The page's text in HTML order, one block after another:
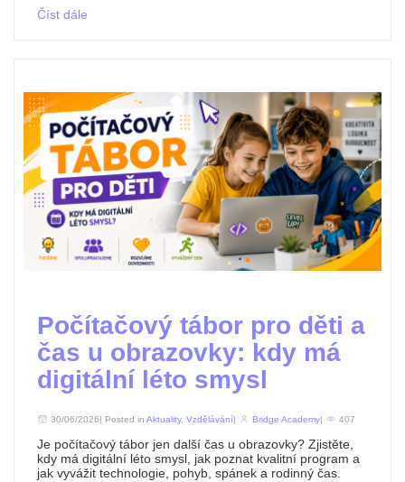
Číst dále
Počítačový tábor pro děti a
čas u obrazovky: kdy má
digitální léto smysl
30/06/2026| Posted in Aktuality, Vzdělávání Bridge Academy 407
Je počítačový tábor jen další čas u obrazovky? Zjistěte,
kdy má digitální léto smysl, jak poznat kvalitní program a
jak vyvážit technologie, pohyb, spánek a rodinný čas.